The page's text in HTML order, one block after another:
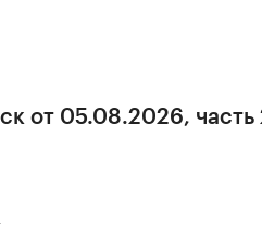
от 05.08.2026, часть